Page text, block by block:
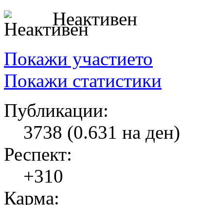
Неактивен
Покажи участието
Покажи статистики
Публикации:
3738 (0.631 на ден)
Респект:
+310
Карма: